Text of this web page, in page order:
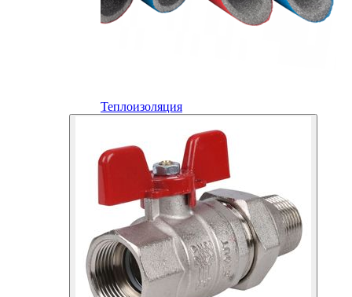
Теплоизоляция